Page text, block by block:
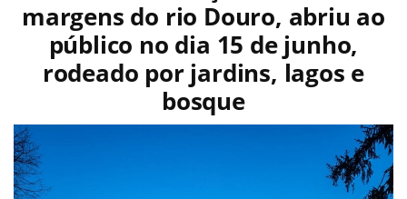
margens do rio Douro, abriu ao
público no dia 15 de junho,
rodeado por jardins, lagos e
bosque